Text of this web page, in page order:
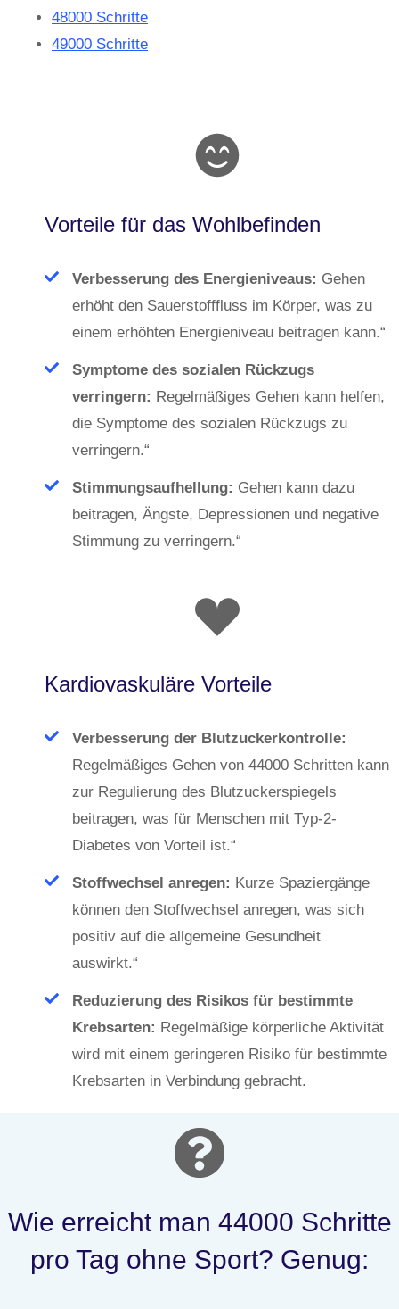
48000 Schritte
49000 Schritte
Vorteile für das Wohlbefinden
Verbesserung des Energieniveaus: Gehen
erhöht den Sauerstofffluss im Körper, was zu
einem erhöhten Energieniveau beitragen kann.“
Symptome des sozialen Rückzugs
verringern: Regelmäßiges Gehen kann helfen,
die Symptome des sozialen Rückzugs zu
verringern.“
Stimmungsaufhellung: Gehen kann dazu
beitragen, Ängste, Depressionen und negative
Stimmung zu verringern.“
Kardiovaskuläre Vorteile
Verbesserung der Blutzuckerkontrolle:
Regelmäßiges Gehen von 44000 Schritten kann
zur Regulierung des Blutzuckerspiegels
beitragen, was für Menschen mit Typ-2-
Diabetes von Vorteil ist.“
Stoffwechsel anregen: Kurze Spaziergänge
können den Stoffwechsel anregen, was sich
positiv auf die allgemeine Gesundheit
auswirkt.“
Reduzierung des Risikos für bestimmte
Krebsarten: Regelmäßige körperliche Aktivität
wird mit einem geringeren Risiko für bestimmte
Krebsarten in Verbindung gebracht.
Wie erreicht man 44000 Schritte
pro Tag ohne Sport? Genug: